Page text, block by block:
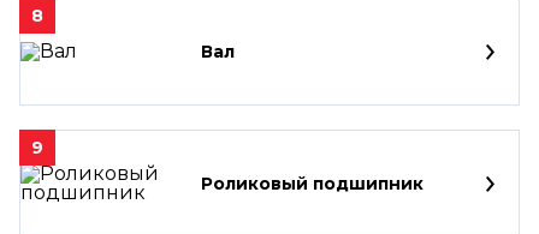
8
Вал
9
Роликовый подшипник